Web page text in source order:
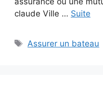
claude Ville … Suite
Étiquettes
Assurer un bateau